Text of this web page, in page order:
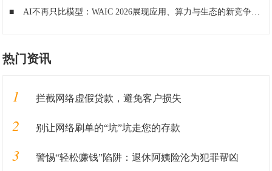
■ AI不再只比模型：WAIC 2026展现应用、算力与生态的新竞争
热门资讯
1 拦截网络虚假贷款，避免客户损失
2 别让网络刷单的“坑”坑走您的存款
3 警惕“轻松赚钱”陷阱：退休阿姨险沦为犯罪帮凶